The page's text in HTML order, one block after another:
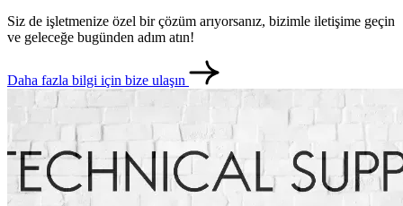
Siz de işletmenize özel bir çözüm arıyorsanız, bizimle iletişime geçin
ve geleceğe bugünden adım atın!
Daha fazla bilgi için bize ulaşın